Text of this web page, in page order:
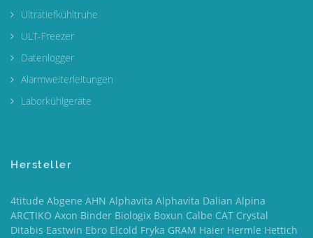
Ultratiefkühltruhe
ULT-Freezer
Datenlogger
Alarmweiterleitungen
Laborkühlgeräte
Hersteller
4titude Abgene AHN Alphavita Alphavita Dalian Alpina
ARCTIKO Axon Binder Biologix Boxun Calbe CAT Crystal
Ditabis Eastwin Ebro Elcold Fryka GRAM Haier Hermle Hettich